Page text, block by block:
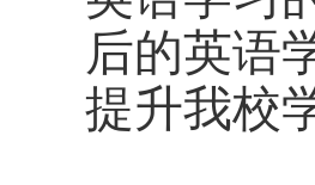
后的英语
提升我校